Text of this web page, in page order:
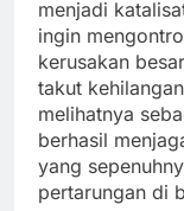
menjadi
ingin
kerusakan
takut
melihatnya
berhasil
yang
pertarungan di